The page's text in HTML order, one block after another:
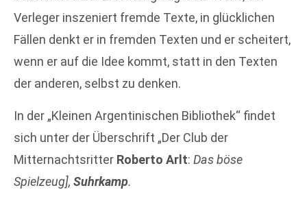
Verleger inszeniert fremde Texte, in glücklichen
Fällen denkt er in fremden Texten und er scheitert,
wenn er auf die Idee kommt, statt in den Texten
der anderen, selbst zu denken.
In der „Kleinen Argentinischen Bibliothek“ findet
sich unter der Überschrift „Der Club der
Mitternachtsritter Roberto Arlt: Das böse
Spielzeug], Suhrkamp.